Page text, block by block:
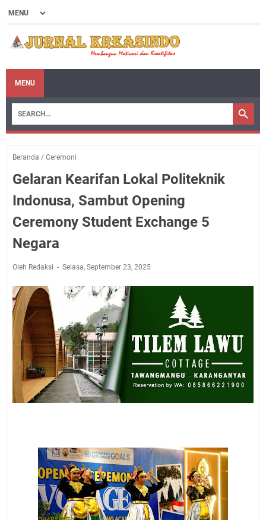
MENU
Beranda / Ceremoni
Gelaran Kearifan Lokal Politeknik
Indonusa, Sambut Opening
Ceremony Student Exchange 5
Negara
Oleh Redaksi Selasa, September 23, 2025